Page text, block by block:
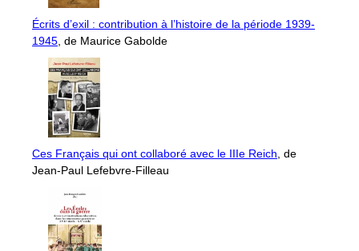
Écrits d’exil : contribution à l’histoire de la période 1939-
1945 , de Maurice Gabolde
Ces Français qui ont collaboré avec le IIIe Reich , de
Jean-Paul Lefebvre-Filleau